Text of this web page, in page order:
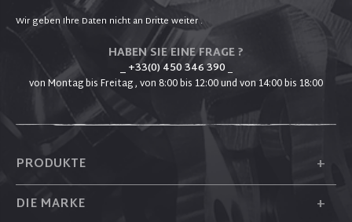
Wir geben Ihre Daten nicht an Dritte weiter .
HABEN SIE EINE FRAGE ?
_ +33(0) 450 346 390_
von Montag bis Freitag , von 8:00 bis 12:00 und von 14:00 bis 18:00
PRODUKTE +
DIE MARKE +